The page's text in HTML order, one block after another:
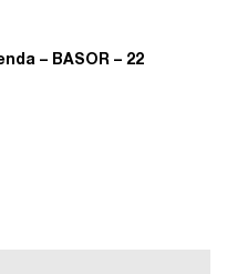
– BASOR – 22